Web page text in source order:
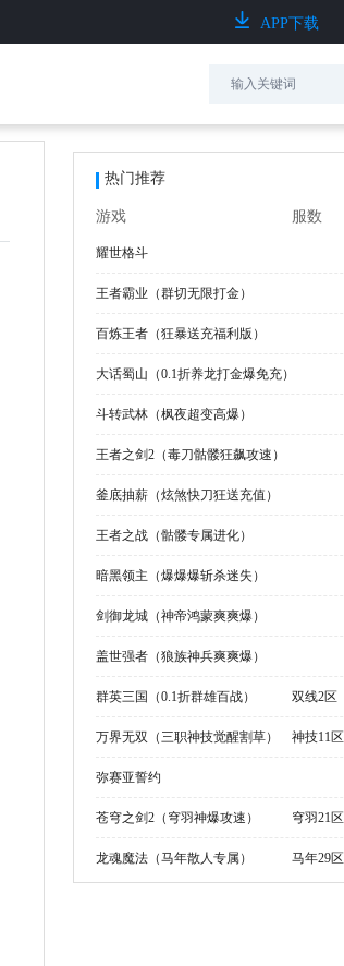
APP下载
热门推荐
游戏 服数
耀世格斗
王者霸业（群切无限打金）
百炼王者（狂暴送充福利版）
大话蜀山（0.1折养龙打金爆免充）
斗转武林（枫夜超变高爆）
王者之剑2（毒刀骷髅狂飙攻速）
釜底抽薪（炫煞快刀狂送充值）
王者之战（骷髅专属进化）
暗黑领主（爆爆爆斩杀迷失）
剑御龙城（神帝鸿蒙爽爽爆）
盖世强者（狼族神兵爽爽爆）
群英三国（0.1折群雄百战） 双线2区
万界无双（三职神技觉醒割草） 神技11区
弥赛亚誓约
苍穹之剑2（穹羽神爆攻速） 穹羽21区
龙魂魔法（马年散人专属） 马年29区